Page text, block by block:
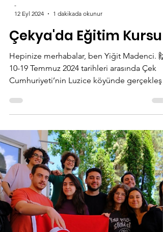
-
12 Eyl 2024
Çekya'da Eğitim Kursu
Hepinize merhabalar, ben Yiğit Madenci. 🙌
10-19 Temmuz 2024 tarihleri arasında Çek
Cumhuriyeti’nin Luzice köyünde
"I Move, I...